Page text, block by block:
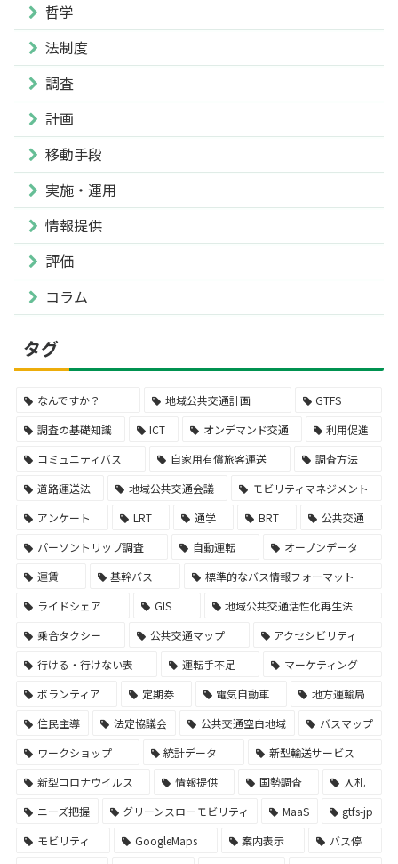
哲学
法制度
調査
計画
移動手段
実施・運用
情報提供
評価
コラム
タグ
なんですか？ 地域公共交通計画
GTFS
調査の基礎知識
ICT オンデマンド交通
利用促進
コミュニティバス
自家用有償旅客運送
調査方法
道路運送法
地域公共交通会議
モビリティマネジメント
アンケート
LRT 通学 BRT
公共交通
パーソントリップ調査
自動運転
オープンデータ
運賃
基幹バス
標準的なバス情報フォーマット
ライドシェア
GIS
地域公共交通活性化再生法
乗合タクシー
公共交通マップ
アクセシビリティ
行ける・行けない表
運転手不足
マーケティング
ボランティア
定期券 電気自動車
地方運輸局
住民主導
法定協議会 公共交通空白地域
バスマップ
ワークショップ
統計データ
新型輸送サービス
新型コロナウイルス
情報提供 国勢調査
入札
ニーズ把握
グリーンスローモビリティ MaaS
gtfs-jp
モビリティ
GoogleMaps 案内表示
バス停